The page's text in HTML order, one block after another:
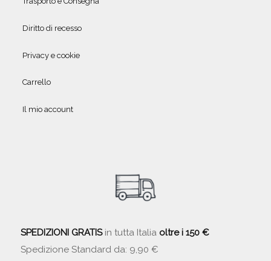
Diritto di recesso
Privacy e cookie
Carrello
Il mio account
SPEDIZIONI GRATISin tutta Italia oltre i 150 €
Spedizione Standard da: 9,90 €